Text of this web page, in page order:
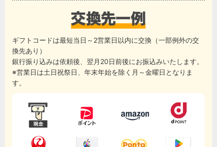
ギフトコードは最短当日～2営業日以内に交換（一部例外の交
換先あり）
銀行振り込みは依頼後、翌月20日前後にお振込みいたします。
※営業日は土日祝祭日、年末年始を除く月～金曜日となりま
す。